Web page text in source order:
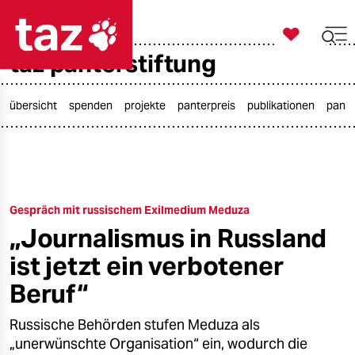
taz zahl ich
öko
gesellschaft
kultur
sport

taz zahl ich
taz panterstiftung
übersicht spenden projekte panterpreis publikationen
Gespräch mit russischem Exilmedium Meduza
„Journalismus in Russland
ist jetzt ein verbotener
Beruf“
Russische Behörden stufen Meduza als
„unerwünschte Organisation“ ein, wodurch die